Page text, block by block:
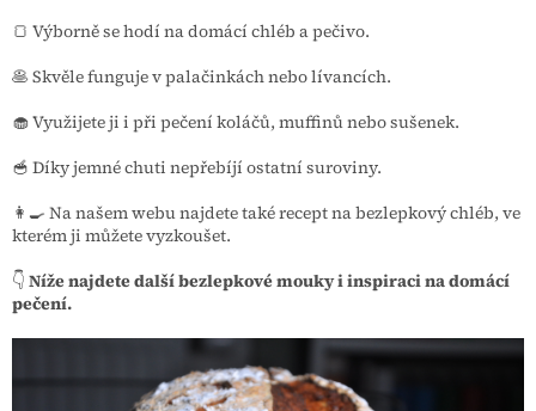
🍞 Výborně se hodí na domácí chléb a pečivo.
🥞 Skvěle funguje v palačinkách nebo lívancích.
🧁 Využijete ji i při pečení koláčů, muffinů nebo sušenek.
🥣 Díky jemné chuti nepřebíjí ostatní suroviny.
👩‍🍳 Na našem webu najdete také recept na bezlepkový chléb, ve
kterém ji můžete vyzkoušet.
👇 Níže najdete další bezlepkové mouky i inspiraci na domácí
pečení.